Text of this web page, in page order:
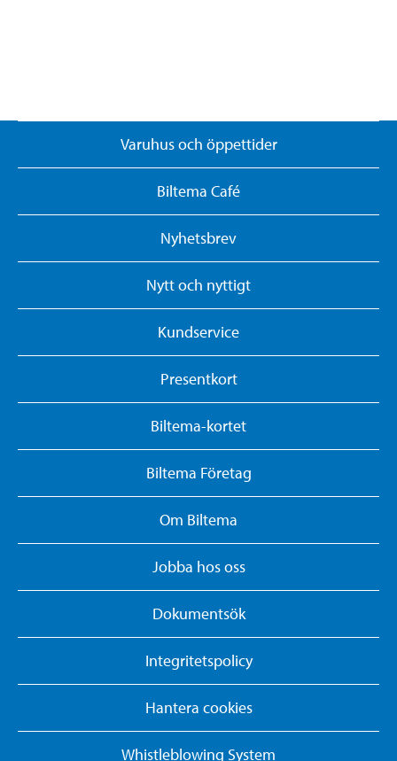
Varuhus och öppettider
Biltema Café
Nyhetsbrev
Nytt och nyttigt
Kundservice
Presentkort
Biltema-kortet
Biltema Företag
Om Biltema
Jobba hos oss
Dokumentsök
Integritetspolicy
Hantera cookies
Whistleblowing System